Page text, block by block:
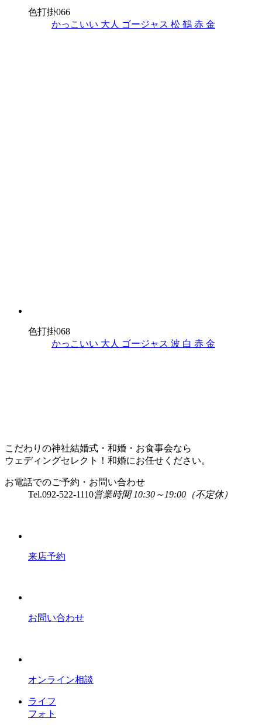
色打掛066
かっこいい 大人 ゴージャス 松 鶴 赤 金
色打掛068
かっこいい 大人 ゴージャス 波 白 赤 金
こだわりの神社結婚式・和婚・お食事会なら
ウェディングセレクト！和婚にお任せください。
お電話でのご予約・お問い合わせ
Tel.092-522-1110営業時間 10:30～19:00（不定休）
来店予約
お問い合わせ
オンライン相談
ライフ
フォト